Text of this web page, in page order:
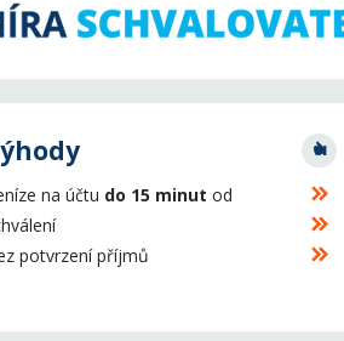
na účtu do 15 minut od
potvrzení příjmů